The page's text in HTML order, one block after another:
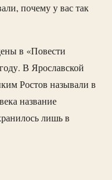
почему у вас так
в «Повести
В Ярославской
Ростов называли в
название
лишь в